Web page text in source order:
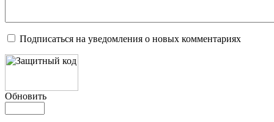
Подписаться на уведомления о новых комментариях
Обновить